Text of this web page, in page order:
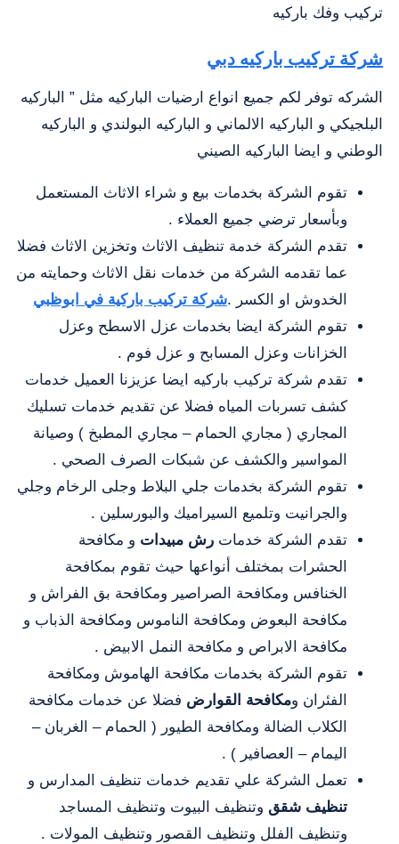
تركيب وفك باركيه
شركة تركيب باركيه دبي
الشركه توفر لكم جميع انواع ارضيات الباركيه مثل ” الباركيه
البلجيكي و الباركيه الالماني و الباركيه البولندي و الباركيه
الوطني و ايضا الباركيه الصيني
تقوم الشركة بخدمات بيع و شراء الاثاث المستعمل
وبأسعار ترضي جميع العملاء .
تقدم الشركة خدمة تنظيف الاثاث وتخزين الاثاث فضلا
عما تقدمه الشركة من خدمات نقل الاثاث وحمايته من
الخدوش او الكسر .شركة تركيب باركية في ابوظبي
تقوم الشركة ايضا بخدمات عزل الاسطح وعزل
الخزانات وعزل المسابح و عزل فوم .
تقدم شركة تركيب باركيه ايضا عزيزنا العميل خدمات
كشف تسربات المياه فضلا عن تقديم خدمات تسليك
المجاري ( مجاري الحمام – مجاري المطبخ ) وصيانة
المواسير والكشف عن شبكات الصرف الصحي .
تقوم الشركة بخدمات جلي البلاط وجلى الرخام وجلي
والجرانيت وتلميع السيراميك والبورسلين .
تقدم الشركة خدمات رش مبيدات و مكافحة
الحشرات بمختلف أنواعها حيث تقوم بمكافحة
الخنافس ومكافحة الصراصير ومكافحة بق الفراش و
مكافحة البعوض ومكافحة الناموس ومكافحة الذباب و
مكافحة الابراص و مكافحة النمل الابيض .
تقوم الشركة بخدمات مكافحة الهاموش ومكافحة
الفئران ومكافحة القوارض فضلا عن خدمات مكافحة
الكلاب الضالة ومكافحة الطيور ( الحمام – الغربان –
اليمام – العصافير ) .
تعمل الشركة علي تقديم خدمات تنظيف المدارس و
تنظيف شقق وتنظيف البيوت وتنظيف المساجد
وتنظيف الفلل وتنظيف القصور وتنظيف المولات .